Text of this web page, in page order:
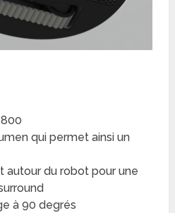
qui permet ainsi un
autour du robot pour une
à 90 degrés